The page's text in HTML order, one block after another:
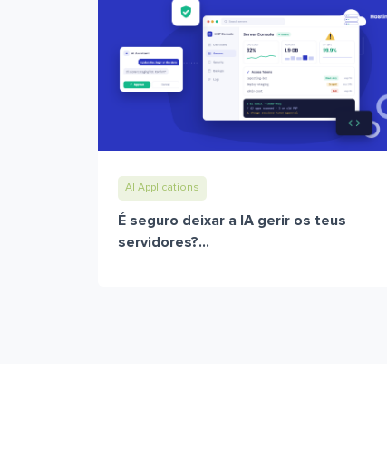
AI Applications
É seguro deixar a IA gerir os teus
servidores?...